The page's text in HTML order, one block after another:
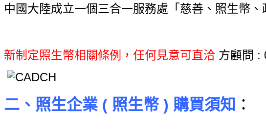
中國大陸成立一個三合一服務處 「慈善、照生幣
新制定照生幣相關條例，任何見意可直洽 方顧問 :
二、照生企業 ( 照生幣 ) 購買須知 ：